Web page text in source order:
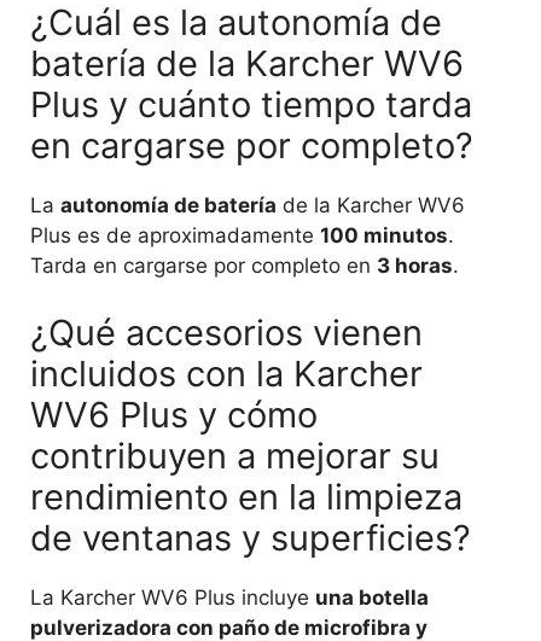
¿Cuál es la autonomía de
batería de la Karcher WV6
Plus y cuánto tiempo tarda
en cargarse por completo?
La autonomía de batería de la Karcher WV6
Plus es de aproximadamente 100 minutos.
Tarda en cargarse por completo en 3 horas.
¿Qué accesorios vienen
incluidos con la Karcher
WV6 Plus y cómo
contribuyen a mejorar su
rendimiento en la limpieza
de ventanas y superficies?
La Karcher WV6 Plus incluye una botella
pulverizadora con paño de microfibra y